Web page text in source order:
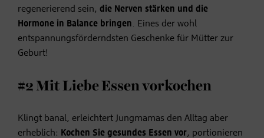
regenerierend sein, die Nerven stärken und die
Hormone in Balance bringen. Eines der wohl
entspannungsförderndsten Geschenke für Mütter zur
Geburt!
#2 Mit Liebe Essen vorkochen
Klingt banal, erleichtert Jungmamas den Alltag aber
erheblich: Kochen Sie gesundes Essen vor, portionieren